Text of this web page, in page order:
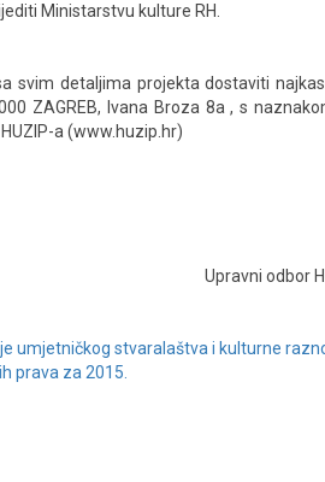
Ministarstvu kulture RH.
svim detaljima projekta dostaviti
ZAGREB, Ivana Broza 8a , s
a (www.huzip.hr)
Upravni odbor
umjetničkog stvaralaštva i kulturne
prava za 2015.